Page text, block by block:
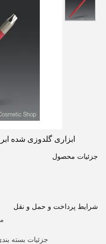
ابزاری گلدوزی شده
جزئیات محصول
شرایط پرداخت و حمل و نقل
جزئیات بسته